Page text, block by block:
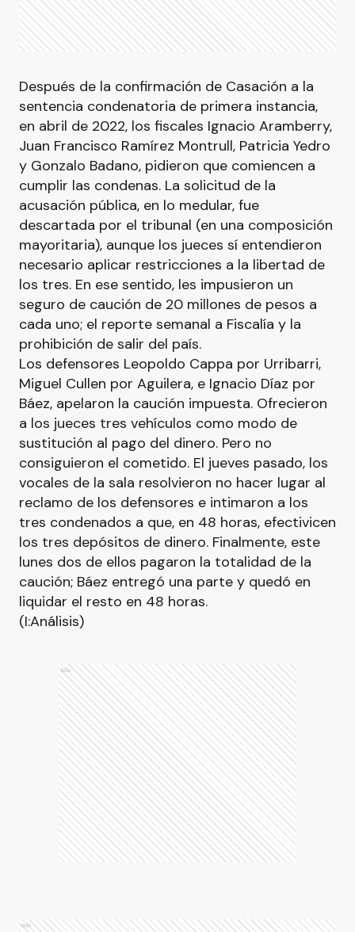
Después de la confirmación de Casación a la
sentencia condenatoria de primera instancia,
en abril de 2022, los fiscales Ignacio Aramberry,
Juan Francisco Ramírez Montrull, Patricia Yedro
y Gonzalo Badano, pidieron que comiencen a
cumplir las condenas. La solicitud de la
acusación pública, en lo medular, fue
descartada por el tribunal (en una composición
mayoritaria), aunque los jueces sí entendieron
necesario aplicar restricciones a la libertad de
los tres. En ese sentido, les impusieron un
seguro de caución de 20 millones de pesos a
cada uno; el reporte semanal a Fiscalía y la
prohibición de salir del país.
Los defensores Leopoldo Cappa por Urribarri,
Miguel Cullen por Aguilera, e Ignacio Díaz por
Báez, apelaron la caución impuesta. Ofrecieron
a los jueces tres vehículos como modo de
sustitución al pago del dinero. Pero no
consiguieron el cometido. El jueves pasado, los
vocales de la sala resolvieron no hacer lugar al
reclamo de los defensores e intimaron a los
tres condenados a que, en 48 horas, efectivicen
los tres depósitos de dinero. Finalmente, este
lunes dos de ellos pagaron la totalidad de la
caución; Báez entregó una parte y quedó en
liquidar el resto en 48 horas.
(I:Análisis)
Ads
Ads